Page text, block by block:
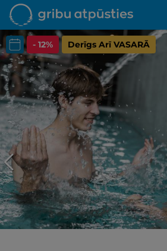
- 12% Derīgs Arī VASARĀ
Iepatikās šis
Līdz brīnišķīgai atpūtai
PĒRKU